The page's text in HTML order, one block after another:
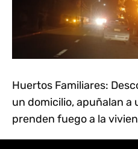
Huertos Familiares:
un domicilio, apuñalan a
prenden fuego a la